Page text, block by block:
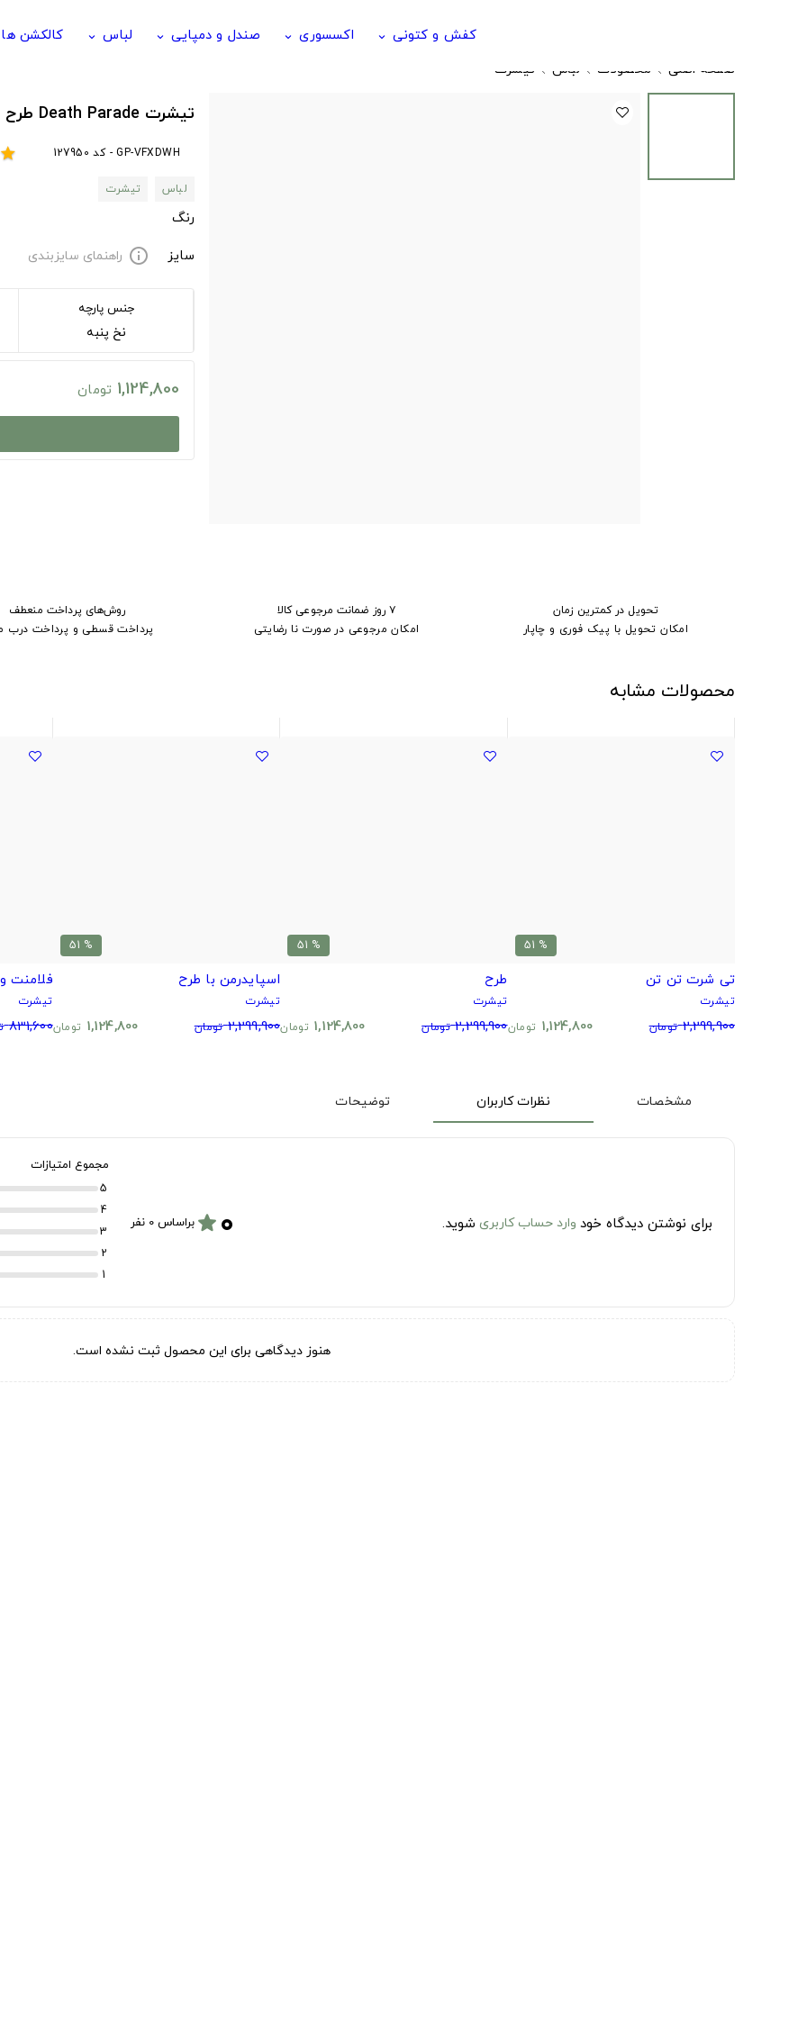
کفش و کتونی keyboard_arrow_down اکسسوری keyboard_arrow_down صندل و دمپایی keyboard_arrow_down لباس keyboard_arrow_down کالکشن ها
صفحه اصلی محصولات لباس تیشرت
تیشرت Death Parade طرح Death parade
GP-VFXDWH - کد 127950 star
لباس
تیشرت
رنگ
سایز
info راهنمای سایزبندی
جنس پارچه
نخ پنبه
1,124,800 تومان
تحویل در کمترین زمان
امکان تحویل با پیک فوری و چاپار
۷ روز ضمانت مرجوعی کالا
امکان مرجوعی در صورت نا رضایتی
روش‌های پرداخت منعطف
پرداخت قسطی و پرداخت درب
محصولات مشابه
% 51
تی شرت تن تن
تیشرت
2,299,900 تومان 1,124,800 تومان
% 51
طرح
تیشرت
2,299,900 تومان 1,124,800 تومان
% 51
اسپایدرمن با طرح
تیشرت
2,299,900 تومان 1,124,800 تومان
فلامنت
تیشرت
831,600
مشخصات نظرات کاربران توضیحات
برای نوشتن دیدگاه خود وارد حساب کاربری شوید. ۰ starبراساس 0 نفر
مجموع امتیازات
5
4
3
2
1
هنوز دیدگاهی برای این محصول ثبت نشده است.